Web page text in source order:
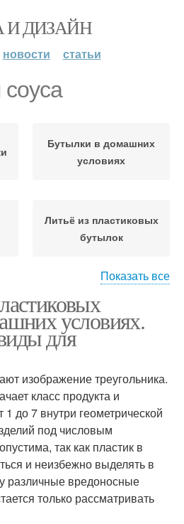
И ДИЗАЙН
новости статьи
Бутылки в домашних
условиях
Литьё из пластиковых
бутылок
Показать все
условиях.
для
изображение треугольника.
класс продукта и
до 7 внутри геометрической
под числовым
так как пластик в
и неизбежно выделять в
вредоносные
только рассматривать